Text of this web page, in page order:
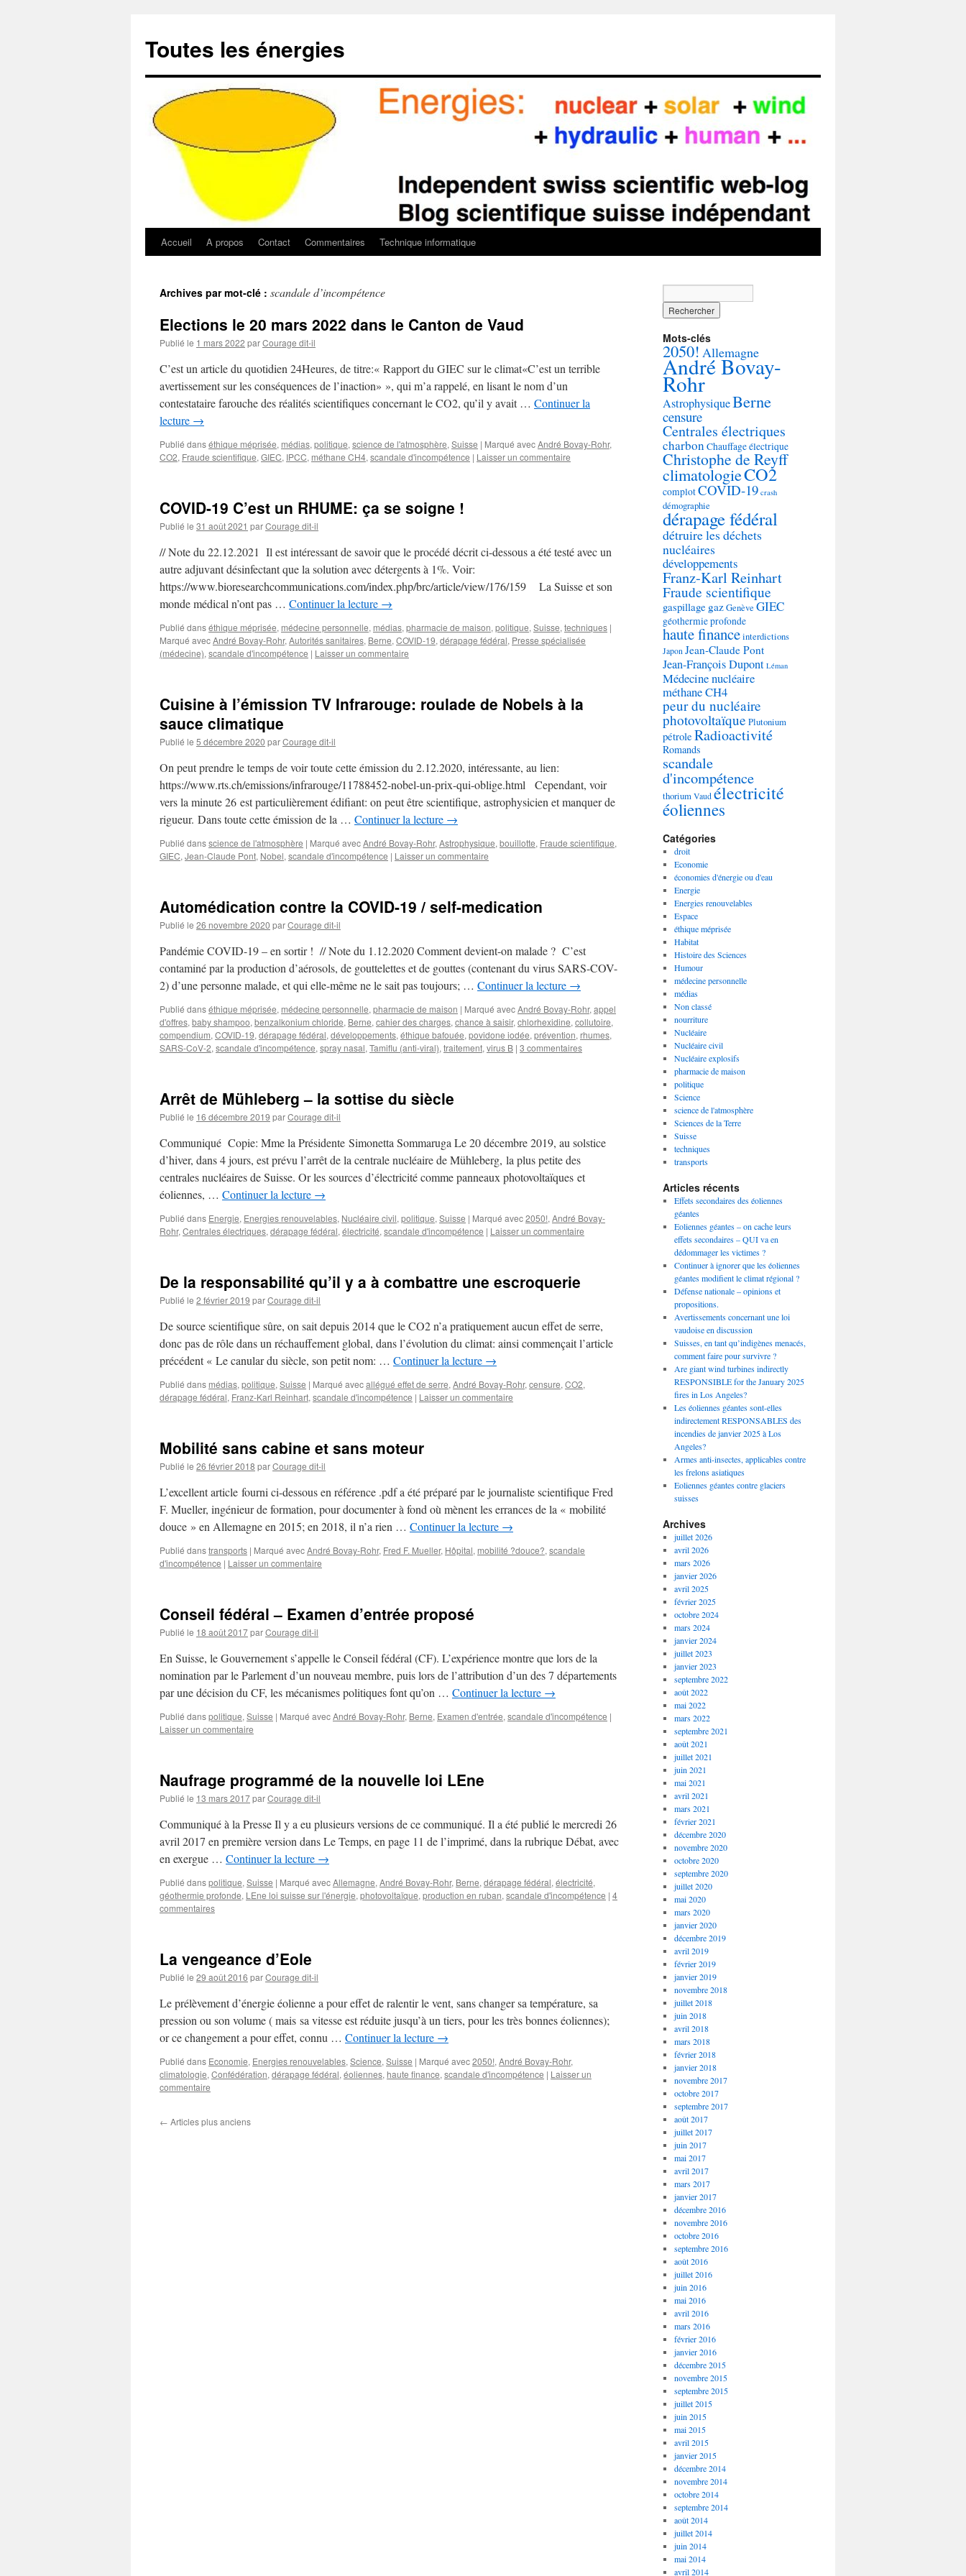
contenu
Toutes les énergies
Accueil A propos Contact Commentaires Technique informatique
Archives par mot-clé : scandale d’incompétence
Elections le 20 mars 2022 dans le Canton de Vaud
Publié le 1 mars 2022 parCourage dit-il
C’est un article du quotidien 24Heures, de titre:« Rapport du GIEC sur le climat«C’est un terrible
avertissement sur les conséquences de l’inaction» », qui m’a rappelé, en lisant le nom d’un
contestataire farouche des réalités scientifiques concernant le CO2, qu’il y avait … Continuer la
lecture →
Publié danséthique méprisée, médias, politique, science de l'atmosphère, Suisse | Marqué avecAndré Bovay-Rohr,
CO2, Fraude scientifique, GIEC, IPCC, méthane CH4, scandale d'incompétence | Laisser un commentaire
COVID-19 C’est un RHUME: ça se soigne !
Publié le 31 août 2021 parCourage dit-il
// Note du 22.12.2021 Il est intéressant de savoir que le procédé décrit ci-dessous a été testé avec un
autre adjuvant désinfectant que la solution avec détergents à 1%. Voir:
https://www.bioresearchcommunications.com/index.php/brc/article/view/176/159 La Suisse et son
monde médical n’ont pas … Continuer la lecture →
Publié danséthique méprisée, médecine personnelle, médias, pharmacie de maison, politique, Suisse, techniques |
Marqué avecAndré Bovay-Rohr, Autorités sanitaires, Berne, COVID-19, dérapage fédéral, Presse spécialisée
(médecine), scandale d'incompétence | Laisser un commentaire
Cuisine à l’émission TV Infrarouge: roulade de Nobels à la
sauce climatique
Publié le 5 décembre 2020 parCourage dit-il
On peut prendre le temps de voir toute cette émission du 2.12.2020, intéressante, au lien:
https://www.rts.ch/emissions/infrarouge/11788452-nobel-un-prix-qui-oblige.html Cependant, voir
vers la minute 26 est particulièrement édifiant: on peut être scientifique, astrophysicien et manquer de
rigueur. Dans toute cette émission de la … Continuer la lecture →
Publié dansscience de l'atmosphère | Marqué avecAndré Bovay-Rohr, Astrophysique, bouillotte, Fraude scientifique,
GIEC, Jean-Claude Pont, Nobel, scandale d'incompétence | Laisser un commentaire
Automédication contre la COVID-19 / self-medication
Publié le 26 novembre 2020 parCourage dit-il
Pandémie COVID-19 – en sortir ! // Note du 1.12.2020 Comment devient-on malade ? C’est
contaminé par la production d’aérosols, de gouttelettes et de gouttes (contenant du virus SARS-COV-
2) d’une personne malade, et qui elle-même ne le sait pas toujours; … Continuer la lecture →
Publié danséthique méprisée, médecine personnelle, pharmacie de maison | Marqué avecAndré Bovay-Rohr, appel
d'offres, baby shampoo, benzalkonium chloride, Berne, cahier des charges, chance à saisir, chlorhexidine, collutoire,
compendium, COVID-19, dérapage fédéral, développements, éthique bafouée, povidone iodée, prévention, rhumes,
SARS-CoV-2, scandale d'incompétence, spray nasal, Tamiflu (anti-viral), traitement, virus B | 3 commentaires
Arrêt de Mühleberg – la sottise du siècle
Publié le 16 décembre 2019 parCourage dit-il
Communiqué Copie: Mme la Présidente Simonetta Sommaruga Le 20 décembre 2019, au solstice
d’hiver, dans 4 jours, est prévu l’arrêt de la centrale nucléaire de Mühleberg, la plus petite des
centrales nucléaires de Suisse. Or les sources d’électricité comme panneaux photovoltaïques et
éoliennes, … Continuer la lecture →
Publié dans Energie, Energies renouvelables, Nucléaire civil, politique, Suisse | Marqué avec2050!, André Bovay-
Rohr, Centrales électriques, dérapage fédéral, électricité, scandale d'incompétence | Laisser un commentaire
De la responsabilité qu’il y a à combattre une escroquerie
Publié le 2 février 2019 parCourage dit-il
De source scientifique sûre, on sait depuis 2014 que le CO2 n’a pratiquement aucun effet de serre,
donc pas de rôle dans un réchauffement global, dans l’évolution du climat: ainsi commençait l’article
précédent « Le canular du siècle, son petit nom: … Continuer la lecture →
Publié dans médias, politique, Suisse | Marqué avecallégué effet de serre, André Bovay-Rohr, censure, CO2,
dérapage fédéral, Franz-Karl Reinhart, scandale d'incompétence | Laisser un commentaire
Mobilité sans cabine et sans moteur
Publié le 26 février 2018 parCourage dit-il
L’excellent article fourni ci-dessous en référence .pdf a été préparé par le journaliste scientifique Fred
F. Mueller, ingénieur de formation, pour documenter à fond où mènent les errances de la « mobilité
douce » en Allemagne en 2015; en 2018, il n’a rien … Continuer la lecture →
Publié danstransports | Marqué avecAndré Bovay-Rohr, Fred F. Mueller, Hôpital, mobilité ?douce?, scandale
d'incompétence | Laisser un commentaire
Conseil fédéral – Examen d’entrée proposé
Publié le 18 août 2017parCourage dit-il
En Suisse, le Gouvernement s’appelle le Conseil fédéral (CF). L’expérience montre que lors de la
nomination par le Parlement d’un nouveau membre, puis lors de l’attribution d’un des 7 départements
par une décision du CF, les mécanismes politiques font qu’on … Continuer la lecture →
Publié danspolitique, Suisse | Marqué avecAndré Bovay-Rohr, Berne, Examen d'entrée, scandale d'incompétence |
Laisser un commentaire
Naufrage programmé de la nouvelle loi LEne
Publié le 13 mars 2017parCourage dit-il
Communiqué à la Presse Il y a eu plusieurs versions de ce communiqué. Il a été publié le mercredi 26
avril 2017 en première version dans Le Temps, en page 11 de l’imprimé, dans la rubrique Débat, avec
en exergue … Continuer la lecture →
Publié danspolitique, Suisse | Marqué avecAllemagne, André Bovay-Rohr, Berne, dérapage fédéral, électricité,
géothermie profonde, LEne loi suisse sur l'énergie, photovoltaïque, production en ruban, scandale d'incompétence | 4
commentaires
La vengeance d’Eole
Publié le 29 août 2016 parCourage dit-il
Le prélèvement d’énergie éolienne a pour effet de ralentir le vent, sans changer sa température, sa
pression ou son volume ( mais sa vitesse est réduite jusqu’à un tiers, pour les très bonnes éoliennes);
or ce changement a pour effet, connu … Continuer la lecture →
Publié dans Economie, Energies renouvelables, Science, Suisse | Marqué avec2050!, André Bovay-Rohr,
climatologie, Confédération, dérapage fédéral, éoliennes, haute finance, scandale d'incompétence | Laisser un
commentaire
← Articles plus anciens
Mots-clés
2050! Allemagne
André Bovay-
Rohr
AstrophysiqueBerne
censure
Centrales électriques
charbonChauffage électrique
Christophe de Reyff
climatologieCO2
complotCOVID-19 crash
démographie
dérapage fédéral
détruire les déchets
nucléaires
développements
Franz-Karl Reinhart
Fraude scientifique
gaspillage gazGenève GIEC
géothermie profonde
haute financeinterdictions
Japon Jean-Claude Pont
Jean-François Dupont Léman
Médecine nucléaire
méthane CH4
peur du nucléaire
photovoltaïque Plutonium
pétrole Radioactivité
Romands
scandale
d'incompétence
thorium Vaud électricité
éoliennes
Catégories
droit
Economie
économies d'énergie ou d'eau
Energie
Energies renouvelables
Espace
éthique méprisée
Habitat
Histoire des Sciences
Humour
médecine personnelle
médias
Non classé
nourriture
Nucléaire
Nucléaire civil
Nucléaire explosifs
pharmacie de maison
politique
Science
science de l'atmosphère
Sciences de la Terre
Suisse
techniques
transports
Articles récents
Effets secondaires des éoliennes
géantes
Eoliennes géantes – on cache leurs
effets secondaires – QUI va en
dédommager les victimes ?
Continuer à ignorer que les éoliennes
géantes modifient le climat régional ?
Défense nationale – opinions et
propositions.
Avertissements concernant une loi
vaudoise en discussion
Suisses, en tant qu’indigènes menacés,
comment faire pour survivre ?
Are giant wind turbines indirectly
RESPONSIBLE for the January 2025
fires in Los Angeles?
Les éoliennes géantes sont-elles
indirectement RESPONSABLES des
incendies de janvier 2025 à Los
Angeles?
Armes anti-insectes, applicables contre
les frelons asiatiques
Eoliennes géantes contre glaciers
suisses
Archives
juillet 2026
avril 2026
mars 2026
janvier 2026
avril 2025
février 2025
octobre 2024
mars 2024
janvier 2024
juillet 2023
janvier 2023
septembre 2022
août 2022
mai 2022
mars 2022
septembre 2021
août 2021
juillet 2021
juin 2021
mai 2021
avril 2021
mars 2021
février 2021
décembre 2020
novembre 2020
octobre 2020
septembre 2020
juillet 2020
mai 2020
mars 2020
janvier 2020
décembre 2019
avril 2019
février 2019
janvier 2019
novembre 2018
juillet 2018
juin 2018
avril 2018
mars 2018
février 2018
janvier 2018
novembre 2017
octobre 2017
septembre 2017
août 2017
juillet 2017
juin 2017
mai 2017
avril 2017
mars 2017
janvier 2017
décembre 2016
novembre 2016
octobre 2016
septembre 2016
août 2016
juillet 2016
juin 2016
mai 2016
avril 2016
mars 2016
février 2016
janvier 2016
décembre 2015
novembre 2015
septembre 2015
juillet 2015
juin 2015
mai 2015
avril 2015
janvier 2015
décembre 2014
novembre 2014
octobre 2014
septembre 2014
août 2014
juillet 2014
juin 2014
mai 2014
avril 2014